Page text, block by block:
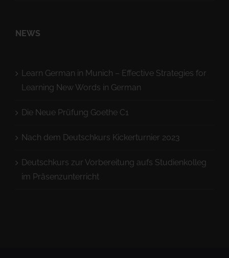
NEWS
Learn German in Munich – Effective Strategies for
Learning New Words in German
Die Neue Prüfung Goethe C1
Nach dem Deutschkurs Kickerturnier 2023
Deutschkurs zur Vorbereitung aufs Studienkolleg
im Präsenzunterricht